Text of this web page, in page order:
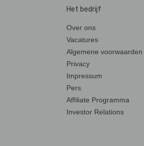
Het bedrijf
Over ons
Vacatures
Algemene voorwaarden
Privacy
Impressum
Pers
Affiliate Programma
Investor Relations